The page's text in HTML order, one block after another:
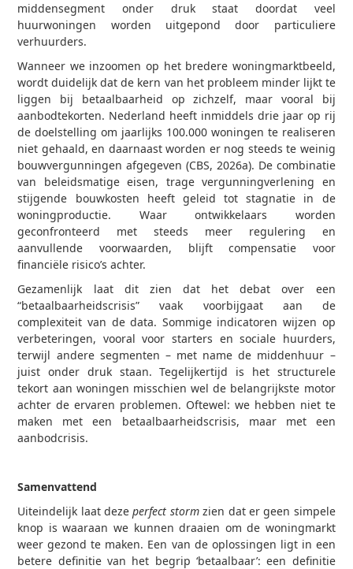
middensegment onder druk staat doordat veel
huurwoningen worden uitgepond door particuliere
verhuurders.
Wanneer we inzoomen op het bredere woningmarktbeeld,
wordt duidelijk dat de kern van het probleem minder lijkt te
liggen bij betaalbaarheid op zichzelf, maar vooral bij
aanbodtekorten. Nederland heeft inmiddels drie jaar op rij
de doelstelling om jaarlijks 100.000 woningen te realiseren
niet gehaald, en daarnaast worden er nog steeds te weinig
bouwvergunningen afgegeven (CBS, 2026a). De combinatie
van beleidsmatige eisen, trage vergunningverlening en
stijgende bouwkosten heeft geleid tot stagnatie in de
woningproductie. Waar ontwikkelaars worden
geconfronteerd met steeds meer regulering en
aanvullende voorwaarden, blijft compensatie voor
financiële risico’s achter.
Gezamenlijk laat dit zien dat het debat over een
“betaalbaarheidscrisis” vaak voorbijgaat aan de
complexiteit van de data. Sommige indicatoren wijzen op
verbeteringen, vooral voor starters en sociale huurders,
terwijl andere segmenten – met name de middenhuur –
juist onder druk staan. Tegelijkertijd is het structurele
tekort aan woningen misschien wel de belangrijkste motor
achter de ervaren problemen. Oftewel: we hebben niet te
maken met een betaalbaarheidscrisis, maar met een
aanbodcrisis.
Samenvattend
Uiteindelijk laat dezeperfect stormzien dat er geen simpele
knop is waaraan we kunnen draaien om de woningmarkt
weer gezond te maken. Een van de oplossingen ligt in een
betere definitie van het begrip ‘betaalbaar’: een definitie